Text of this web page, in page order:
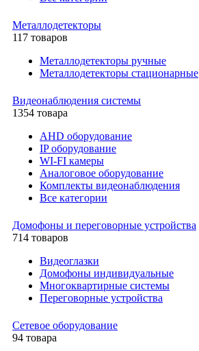
Металлодетекторы
117 товаров
Металлодетекторы ручные
Металлодетекторы стационарные
Видеонаблюдения cистемы
1354 товара
AHD оборудование
IP оборудование
WI-FI камеры
Аналоговое оборудование
Комплекты видеонаблюдения
Все категории
Домофоны и переговорные устройства
714 товаров
Видеоглазки
Домофоны индивидуальные
Многоквартирные системы
Переговорные устройства
Сетевое оборудование
94 товара